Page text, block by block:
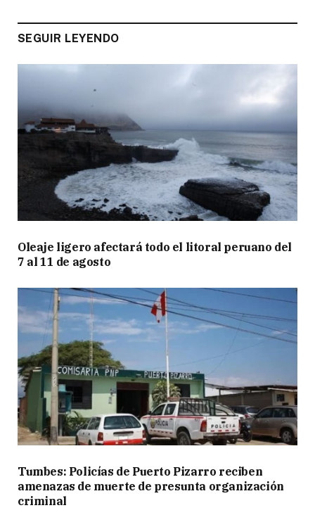
SEGUIR LEYENDO
Oleaje ligero afectará todo el litoral peruano del
7 al 11 de agosto
Tumbes: Policías de Puerto Pizarro reciben
amenazas de muerte de presunta organización
criminal